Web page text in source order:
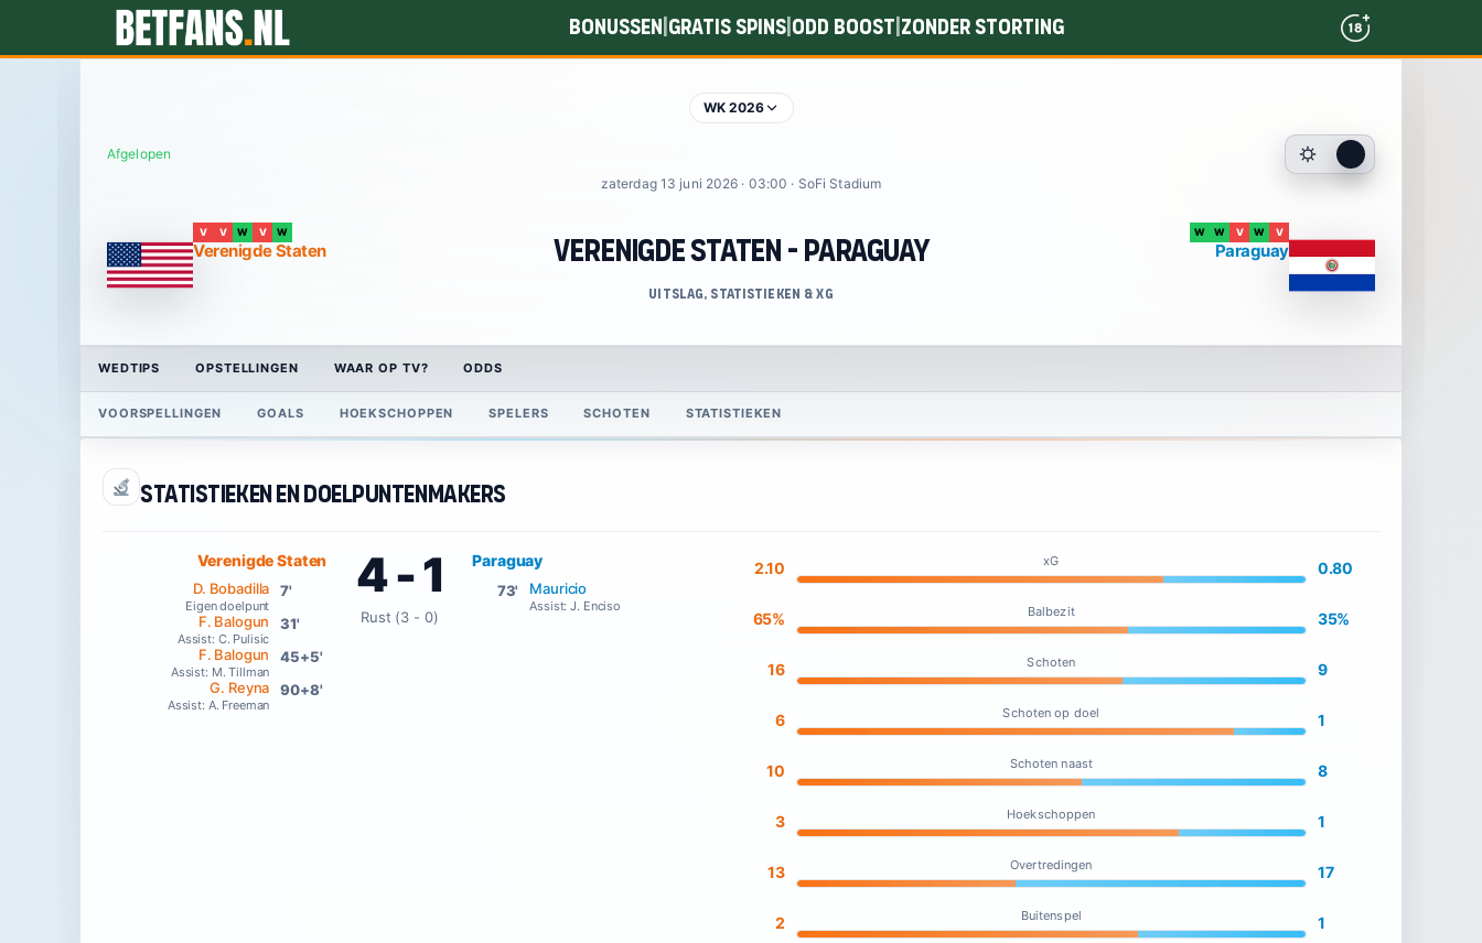
Bonussen Gratis spins Odd boost Zonder storting
WK 2026
Afgelopen
zaterdag 13 juni 2026 · 03:00 · SoFi Stadium
V V W V W
Verenigde Staten Verenigde Staten - Paraguay
Uitslag, statistieken & xG
W W V W V
Paraguay
WEDTIPS OPSTELLINGEN WAAR OP TV? ODDS
VOORSPELLINGEN GOALS HOEKSCHOPPEN SPELERS SCHOTEN STATISTIEKEN
Statistieken en doelpuntenmakers
Verenigde Staten
7'
D. Bobadilla
Eigen doelpunt
31'
F. Balogun
Assist: C. Pulisic
45+5'
F. Balogun
Assist: M. Tillman
90+8'
G. Reyna
Assist: A. Freeman
4 - 1
Rust (3 - 0)
Paraguay
73' Mauricio
Assist: J. Enciso
2.10 xG 0.80
65% Balbezit 35%
16 Schoten 9
6 Schoten op doel 1
10 Schoten naast 8
3 Hoekschoppen 1
13 Overtredingen 17
2 Buitenspel 1